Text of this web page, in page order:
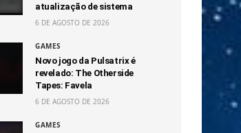
atualização de sistema
6 DE AGOSTO DE 2026
GAMES
Novo jogo da Pulsatrix é
revelado: The Otherside
Tapes: Favela
6 DE AGOSTO DE 2026
GAMES